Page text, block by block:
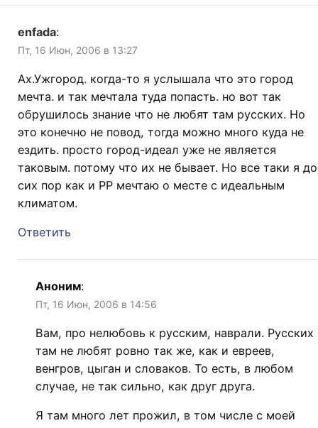
enfada:
Пт, 16 Июн, 2006 в 13:27
Ах.Ужгород. когда-то я услышала что это город
мечта. и так мечтала туда попасть. но вот так
обрушилось знание что не любят там русских. Но
это конечно не повод, тогда можно много куда не
ездить. просто город-идеал уже не является
таковым. потому что их не бывает. Но все таки я до
сих пор как и PP мечтаю о месте с идеальным
климатом.
Ответить
Аноним:
Пт, 16 Июн, 2006 в 14:56
Вам, про нелюбовь к русским, наврали. Русских
там не любят ровно так же, как и евреев,
венгров, цыган и словаков. То есть, в любом
случае, не так сильно, как друг друга.
Я там много лет прожил, в том числе с моей